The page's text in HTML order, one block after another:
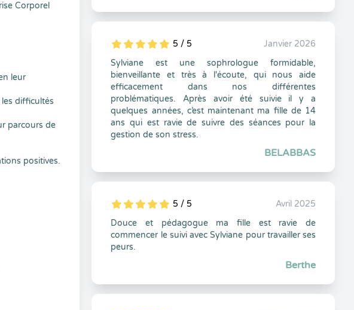
Corporel
leur
difficultés
parcours de
positives.
5
1
5
0 5 / 5
Janvier 2026
Sylviane est une sophrologue formidable,
bienveillante et très à l'écoute, qui nous aide
efficacement dans nos différentes
problématiques. Après avoir été suivie il y a
quelques années, c’est maintenant ma fille de 14
ans qui est ravie de suivre des séances pour la
gestion de son stress.
BELABBAS
5
1
5
0 5 / 5
Avril 2025
Douce et pédagogue ma fille est ravie de
commencer le suivi avec Sylviane pour travailler ses
peurs.
Berthe